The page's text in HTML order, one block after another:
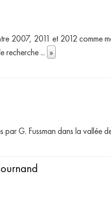
2007, 2011 et 2012
recherche... »
G. Fussman dans la vallée